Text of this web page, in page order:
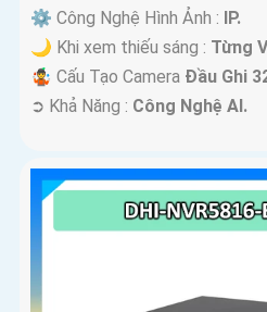
⚙ Công Nghệ Hình Ảnh : IP.
🌙 Khi xem thiếu sáng : Từng
🤹 Cấu Tạo Camera Đầu Ghi
️➲ Khả Năng : Công Nghệ AI.